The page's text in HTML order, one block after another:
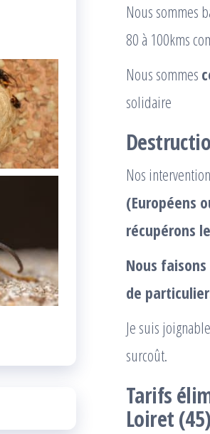
Nous sommes
80 à 100kms
Nous sommes
solidaire
Nos
(Européens
récupérons
Nous
de
Je suis
surcoût.
Tarifs
Loiret (45)